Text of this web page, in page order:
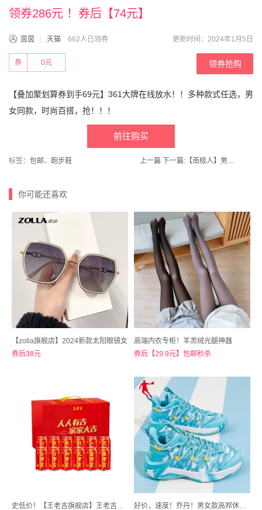
领券286元 ！券后【74元】
茵茵 天猫 662人已领券 更新时间：2024年1月5日
0元
券 领券抢购
【叠加聚划算券到手69元】361大牌在线放水！！多种款式任选，男
女同款，时尚百搭，抢！！！
前往购买
标签： 包邮、 跑步鞋 上一篇 下一篇: 【南极人】男士内裤男纯棉平角裤
你可能还喜欢
【zolla旗舰店】2024新款太阳眼镜女
券后38元
高端内衣专柜！羊羔绒光腿神器
券后【29.9元】包邮秒杀
史低价！【王老吉旗舰店】王老吉百家姓凉茶12罐 好价，速度！乔丹！男女款高邦休闲篮球鞋